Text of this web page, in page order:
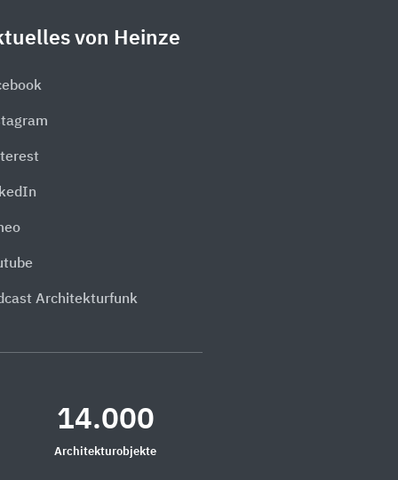
von Heinze
Architekturfunk
14.000
Architekturobjekte